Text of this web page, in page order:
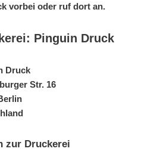
vorbei oder ruf dort an.
Pinguin Druck
Druck
Str. 16
zur Druckerei